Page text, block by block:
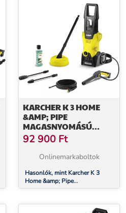
KARCHER K 3 HOME
&AMP; PIPE
MAGASNYOMÁSÚ
MOSÓ SZETT
(16760080)
92 900 Ft
Onlinemarkaboltok
Hasonlók, mint Karcher K 3
Home &amp; Pipe
magasnyomású mosó szett